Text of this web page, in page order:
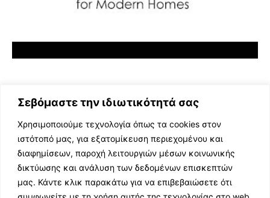
Σεβόμαστε την ιδιωτικότητά σας
Χρησιμοποιούμε τεχνολογία όπως τα cookies στον
ιστότοπό μας, για εξατομίκευση περιεχομένου και
διαφημίσεων, παροχή λειτουργιών μέσων κοινωνικής
δικτύωσης και ανάλυση των δεδομένων επισκεπτών
μας. Κάντε κλικ παρακάτω για να επιβεβαιώσετε ότι
ΕΛΛΗΝΙΚΗ ΜΟΥΣΙΚΗ
TV SHOWS
EVENTS